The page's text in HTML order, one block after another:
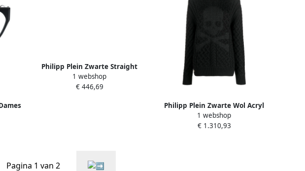
Philipp Plein Zwarte Straight
Jeans voor Mannen Black Dames
1 webshop
€ 446,69
Philipp Plein Zwarte Wol Acryl
Sweater Pullover Black Dames
1 webshop
€ 1.310,93
Pagina 1 van 2